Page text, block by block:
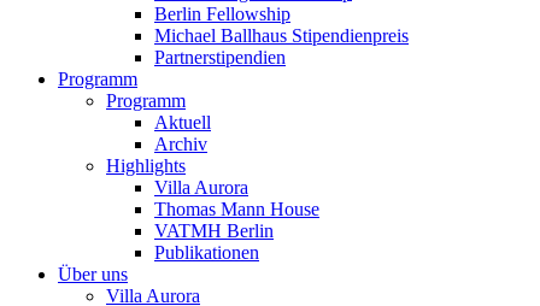
Berlin Fellowship
Michael Ballhaus Stipendienpreis
Partnerstipendien
Programm
Programm
Aktuell
Archiv
Highlights
Villa Aurora
Thomas Mann House
VATMH Berlin
Publikationen
Über uns
Villa Aurora